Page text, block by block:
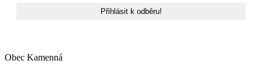
Obec Kamenná